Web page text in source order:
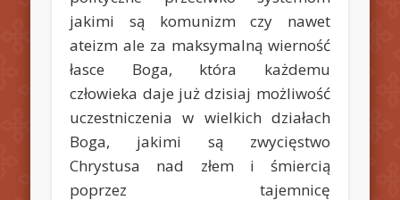
jakimi są komunizm czy nawet
ateizm ale za maksymalną wierność
łasce Boga, która każdemu
człowieka daje już dzisiaj możliwość
uczestniczenia w wielkich działach
Boga, jakimi są zwycięstwo
Chrystusa nad złem i śmiercią
poprzez tajemnicę